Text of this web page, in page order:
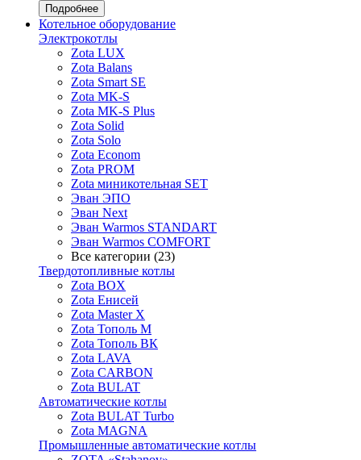
Подробнее
Котельное оборудование
Электрокотлы
Zota LUX
Zota Balans
Zota Smart SE
Zota MK-S
Zota MK-S Plus
Zota Solid
Zota Solo
Zota Econom
Zota PROM
Zota миникотельная SET
Эван ЭПО
Эван Next
Эван Warmos STANDART
Эван Warmos COMFORT
Все категории (23)
Твердотопливные котлы
Zota BOX
Zota Енисей
Zota Master X
Zota Тополь М
Zota Тополь ВК
Zota LAVA
Zota CARBON
Zota BULAT
Автоматические котлы
Zota BULAT Turbo
Zota MAGNA
Промышленные автоматические котлы